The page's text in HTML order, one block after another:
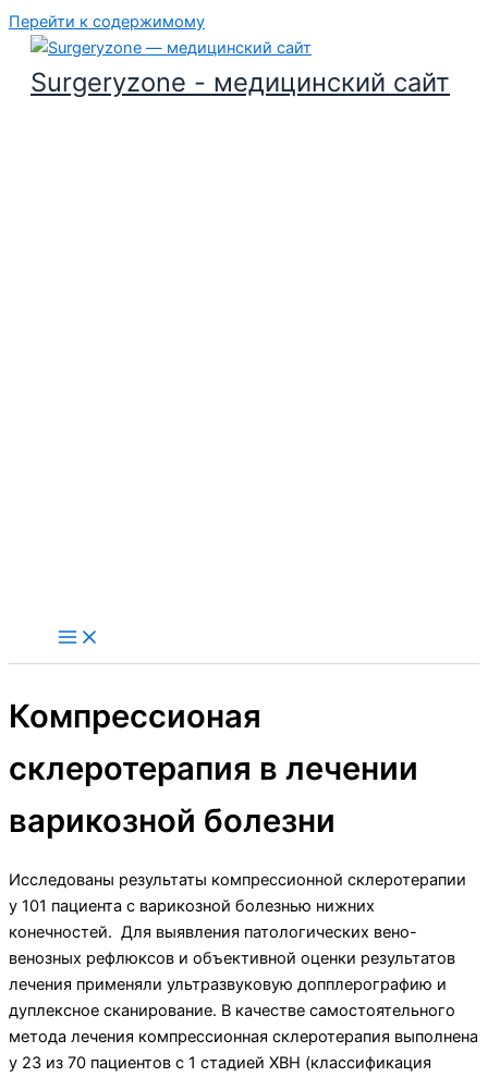
Перейти к содержимому
Surgeryzone - медицинский сайт
Компрессионая
склеротерапия в лечении
варикозной болезни
Исследованы результаты компрессионной склеротерапии
у 101 пациента с варикозной болезнью нижних
конечностей. Для выявления патологических вено-
венозных рефлюксов и объективной оценки результатов
лечения приме­няли ультразвуковую допплерографию и
дуплек­сное сканирование. В качестве самостоятельно­го
метода лечения компрессионная склеротерапия выполнена
у 23 из 70 паци­ентов с 1 стадией ХВН (классификация